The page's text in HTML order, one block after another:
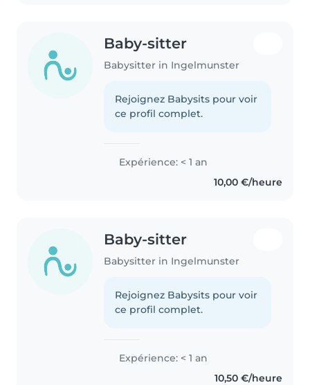
Baby-sitter
Babysitter in Ingelmunster
Rejoignez Babysits pour voir
ce profil complet.
Expérience: < 1 an
10,00 €/heure
Baby-sitter
Babysitter in Ingelmunster
Rejoignez Babysits pour voir
ce profil complet.
Expérience: < 1 an
10,50 €/heure